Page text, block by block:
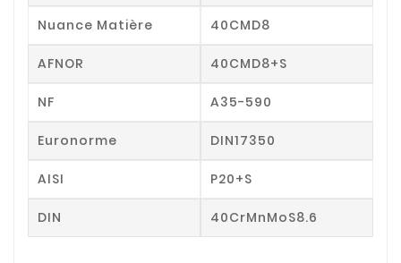
Nuance Matière 40CMD8
AFNOR 40CMD8+S
NF A35-590
Euronorme DIN17350
AISI P20+S
DIN 40CrMnMoS8.6